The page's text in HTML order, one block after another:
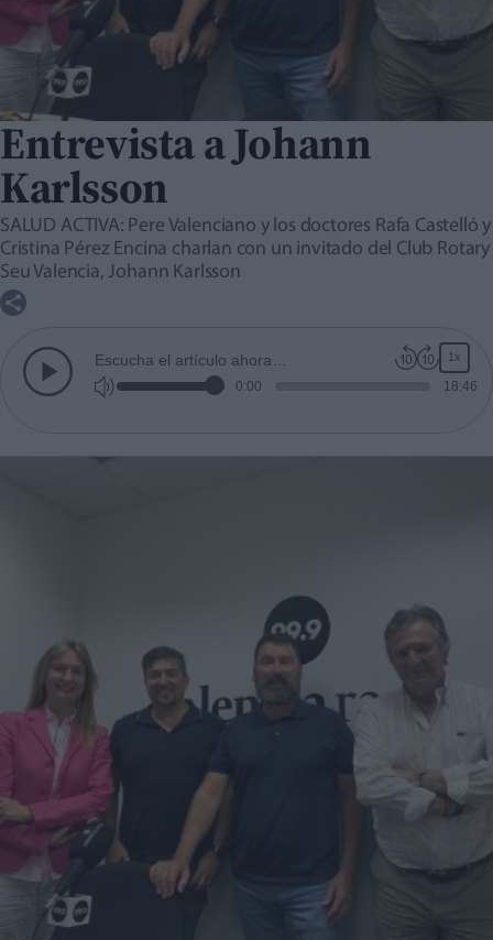
Entrevista a Johann
Karlsson
SALUD ACTIVA: Pere Valenciano y los doctores Rafa Castelló y
Cristina Pérez Encina charlan con un invitado del Club Rotary
Seu Valencia, Johann Karlsson
Escucha el artículo ahora… 1x
0:00 18:46